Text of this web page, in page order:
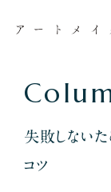
Colu
失敗しないた
コツ